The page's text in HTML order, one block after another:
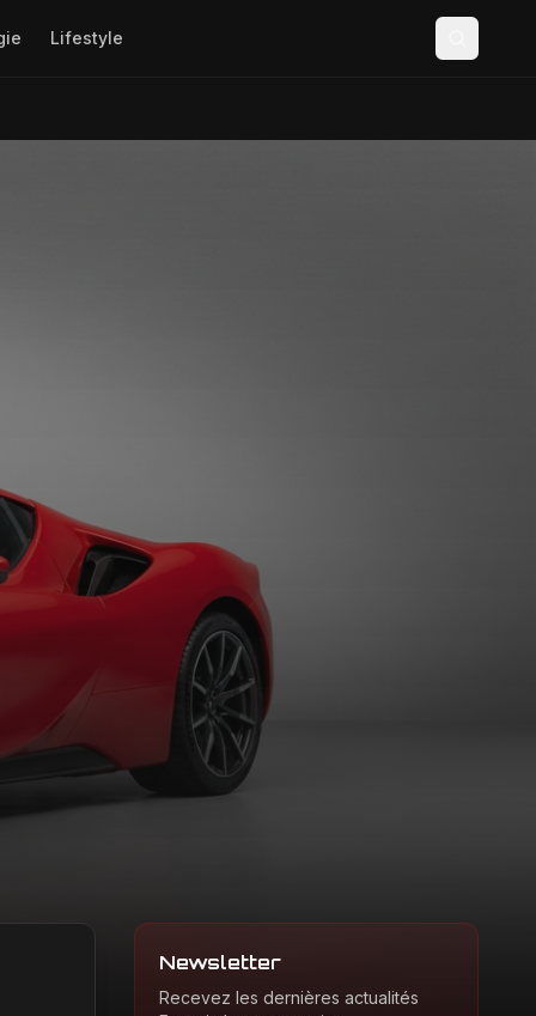
Lifestyle
Newsletter
Recevez les dernières actualités